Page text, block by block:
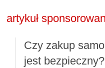
artykuł
Czy zakup
jest